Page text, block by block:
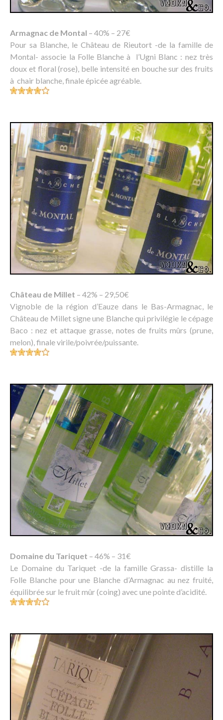
Armagnac de Montal – 40% – 27€
Pour sa Blanche, le Château de Rieutort -de la famille de
Montal- associe la Folle Blanche à l’Ugni Blanc : nez très
doux et floral (rose), belle intensité en bouche sur des fruits
à chair blanche, finale épicée agréable.
Château de Millet – 42% – 29,50€
Vignoble de la région d’Eauze dans le Bas-Armagnac, le
Château de Millet signe une Blanche qui privilégie le cépage
Baco : nez et attaque grasse, notes de fruits mûrs (prune,
melon), finale virile/poivrée/puissante.
Domaine du Tariquet – 46% – 31€
Le Domaine du Tariquet -de la famille Grassa- distille la
Folle Blanche pour une Blanche d’Armagnac au nez fruité,
équilibrée sur le fruit mûr (coing) avec une pointe d’acidité.